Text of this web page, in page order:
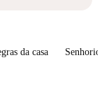
da casa Senhorio